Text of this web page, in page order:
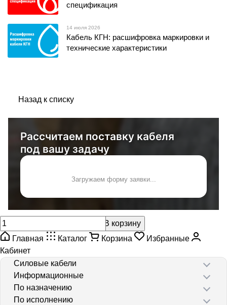
спецификация
14 июля 2026
Кабель КГН: расшифровка маркировки и
технические характеристики
Назад к списку
Рассчитаем поставку кабеля
под вашу задачу
Загружаем форму заявки...
В корзину
Главная
Каталог Корзина
Избранные
Кабинет
Силовые кабели
Информационные
По назначению
По исполнению